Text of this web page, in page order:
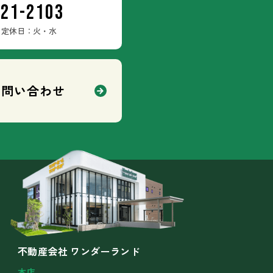
2103
定休日：火・水
い合わせ
不動産会社 ワンダーランド